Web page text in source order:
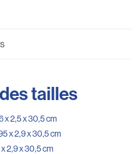
tailles
x 2,5 x 30,5 cm
x 2,9 x 30,5 cm
x 2,9 x 30,5 cm